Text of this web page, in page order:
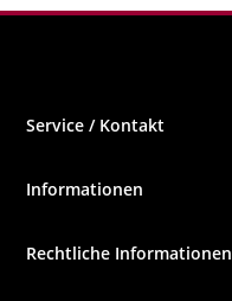
Service / Kontakt
Informationen
Rechtliche Informationen